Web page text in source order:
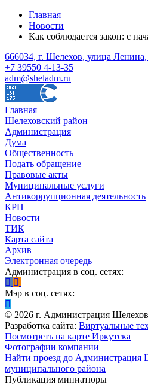
Главная
Новости
Как соблюдается закон: с
666034, г. Шелехов, улица
+7 39550 4-13-35
adm@sheladm.ru
Главная
Шелеховский район
Администрация
Дума
Общественность
Подать обращение
Правовые акты
Муниципальные услуги
Антикоррупционная деятельность
КРП
Новости
ТИК
Карта сайта
Архив
Электронная очередь
Администрация в соц. сетях:
Мэр в соц. сетях:
© 2026 г. Администрация
Разработка сайта: Виртуальные
Посмотреть на карте Иркутска
Фотографии компании
Найти проезд до Администрация
муниципального района
Публикация миниатюры